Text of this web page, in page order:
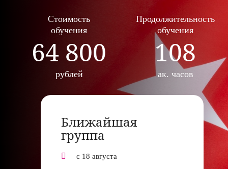
Стоимость
обучения
64 800
рублей
Продолжительность
обучения
108
ак. часов
Ближайшая
группа
с 18 августа